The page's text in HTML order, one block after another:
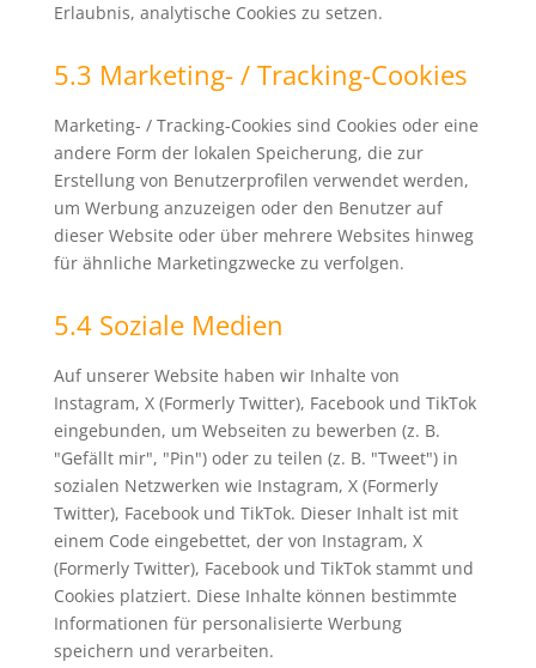
Erlaubnis, analytische Cookies zu setzen.
5.3 Marketing- / Tracking-Cookies
Marketing- / Tracking-Cookies sind Cookies oder eine
andere Form der lokalen Speicherung, die zur
Erstellung von Benutzerprofilen verwendet werden,
um Werbung anzuzeigen oder den Benutzer auf
dieser Website oder über mehrere Websites hinweg
für ähnliche Marketingzwecke zu verfolgen.
5.4 Soziale Medien
Auf unserer Website haben wir Inhalte von
Instagram, X (Formerly Twitter), Facebook und TikTok
eingebunden, um Webseiten zu bewerben (z. B.
"Gefällt mir", "Pin") oder zu teilen (z. B. "Tweet") in
sozialen Netzwerken wie Instagram, X (Formerly
Twitter), Facebook und TikTok. Dieser Inhalt ist mit
einem Code eingebettet, der von Instagram, X
(Formerly Twitter), Facebook und TikTok stammt und
Cookies platziert. Diese Inhalte können bestimmte
Informationen für personalisierte Werbung
speichern und verarbeiten.